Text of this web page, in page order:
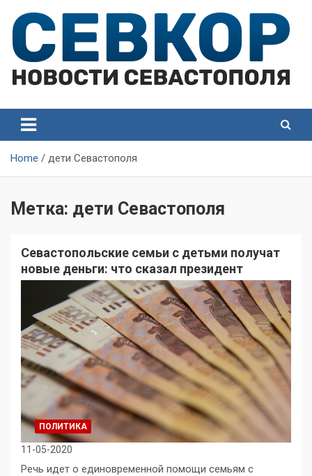
content
Севастополя
Севастополя
Home дети Севастополя
Метка: дети Севастополя
Севастопольские семьи с детьми получат
новые деньги: что сказал президент
ПОЛИТИКА
11-05-2020
Речь идет о единовременной помощи семьям с